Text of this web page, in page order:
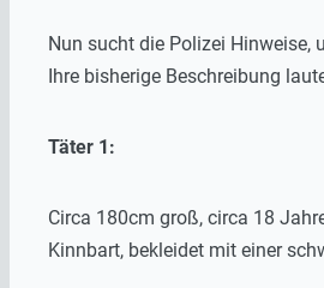
Nun sucht die Polizei Hinweise,
Ihre bisherige Beschreibung
Täter 1:
Circa 180cm groß, circa 18
Kinnbart, bekleidet mit einer